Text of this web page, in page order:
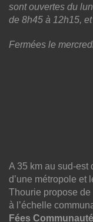
sont ouvertes du
de 8h45 à 12h15,
Fermées le
A 35 km au sud-est
d’une métropole et
Thourie propose
à l’échelle
Fées